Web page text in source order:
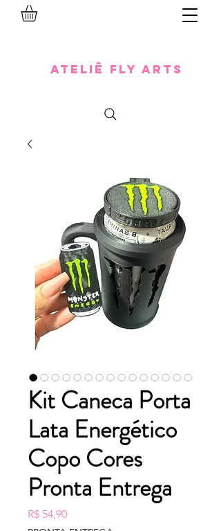
Ateliê Fly Arts
Kit Caneca Porta
Lata Energético
Copo Cores
Pronta Entrega
R$ 54,90Preço